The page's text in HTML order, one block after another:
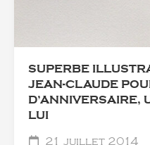
SUPERBE
JEAN-CLAUDE
D’ANNIVERSAIRE,
LUI
21 juillet 2014